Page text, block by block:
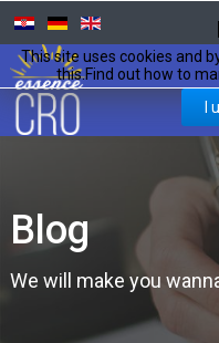
This site uses cookies and
this.Find out how to
I
Blog
We will make you